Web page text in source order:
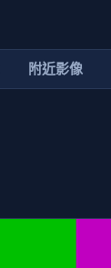
附近影像